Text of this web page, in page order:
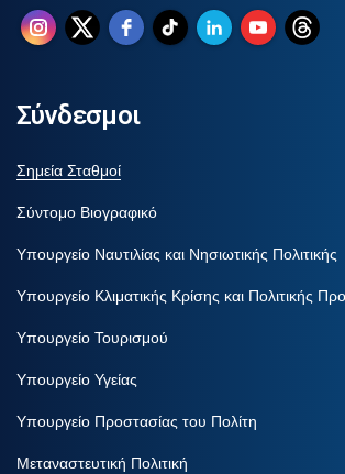
Σύνδεσμοι
Σημεία Σταθμοί
Σύντομο Βιογραφικό
Υπουργείο Ναυτιλίας και Νησιωτικής Πολιτικής
Υπουργείο Κλιματικής Κρίσης και Πολιτικής
Υπουργείο Τουρισμού
Υπουργείο Υγείας
Υπουργείο Προστασίας του Πολίτη
Μεταναστευτική Πολιτική